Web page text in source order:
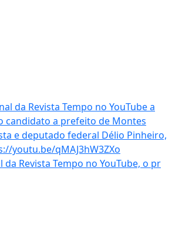
da Revista Tempo no YouTube, o pr